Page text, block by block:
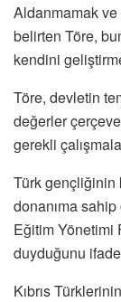
Aldanmamak
belirten Töre,
kendini
Töre, devletin
değerler
gerekli
Türk gençliğinin
donanıma
Eğitim Yönetimi
duyduğunu
Kıbrıs